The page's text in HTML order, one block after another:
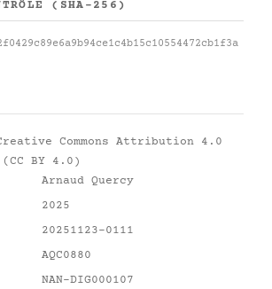
(SHA-256)
Commons Attribution 4.0
BY 4.0)
Arnaud Quercy
2025
20251123-0111
AQC0880
NAN-DIG000107